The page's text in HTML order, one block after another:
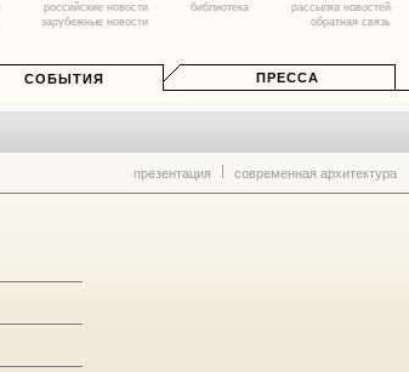
российские новости
зарубежные новости
библиотека
рассылка новостей
обратная связь
СОБЫТИЯ ПРЕССА
презентация современная архитектура